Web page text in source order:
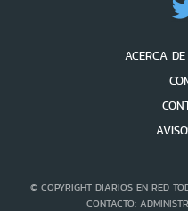
ACERCA
© COPYRIGHT DIARIOS EN RED
CONTACTO: